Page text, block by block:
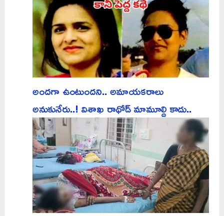
అందగా ఉంటుందని.. అమాయకరాలు
అనుకునేరు..! విశాఖ రాథోడ్ మామూల్ది కాదు..